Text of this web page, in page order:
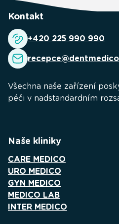
Kontakt
+420 225 990 990
Všechna naše zařízení
péči v nadstandardním
Naše kliniky
CARE MEDICO
URO MEDICO
GYN MEDICO
MEDICO LAB
INTER MEDICO